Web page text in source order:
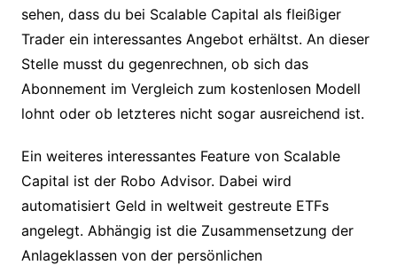
sehen, dass du bei Scalable Capital als fleißiger
Trader ein interessantes Angebot erhältst. An dieser
Stelle musst du gegenrechnen, ob sich das
Abonnement im Vergleich zum kostenlosen Modell
lohnt oder ob letzteres nicht sogar ausreichend ist.
Ein weiteres interessantes Feature von Scalable
Capital ist der Robo Advisor. Dabei wird
automatisiert Geld in weltweit gestreute ETFs
angelegt. Abhängig ist die Zusammensetzung der
Anlageklassen von der persönlichen